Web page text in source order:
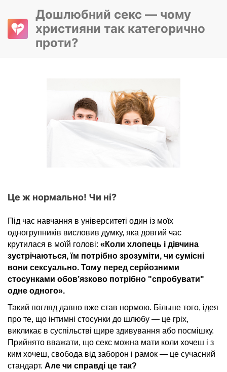
Дошлюбний секс — чому
християни так категорично
проти?
Це ж нормально! Чи ні?
Під час навчання в університеті один із моїх
одногрупників висловив думку, яка довгий час
крутилася в моїй голові: «Коли хлопець і дівчина
зустрічаються, їм потрібно зрозуміти, чи сумісні
вони сексуально. Тому перед серйозними
стосунками обов’язково потрібно "спробувати"
одне одного».
Такий погляд давно вже став нормою. Більше того, ідея
про те, що інтимні стосунки до шлюбу — це гріх,
викликає в суспільстві щире здивування або посмішку.
Прийнято вважати, що секс можна мати коли хочеш і з
ким хочеш, свобода від заборон і рамок — це сучасний
стандарт. Але чи справді це так?